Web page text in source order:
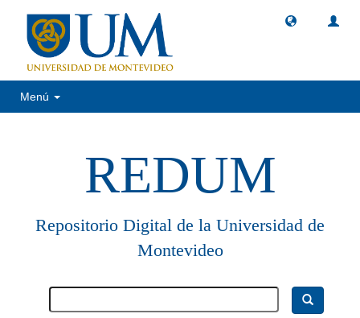
Menú
REDUM
Repositorio Digital de la Universidad de
Montevideo